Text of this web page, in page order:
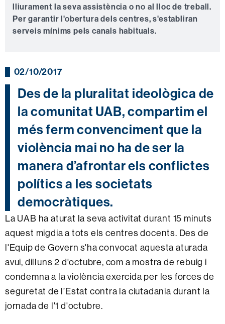
lliurament la seva assistència o no al lloc de treball.
Per garantir l'obertura dels centres, s'establiran
serveis mínims pels canals habituals.
02/10/2017
Des de la pluralitat ideològica de
la comunitat UAB, compartim el
més ferm convenciment que la
violència mai no ha de ser la
manera d’afrontar els conflictes
polítics a les societats
democràtiques.
La UAB ha aturat la seva activitat durant 15 minuts
aquest migdia a tots els centres docents. Des de
l'Equip de Govern s'ha convocat aquesta aturada
avui, dilluns 2 d'octubre, com a mostra de rebuig i
condemna a la violència exercida per les forces de
seguretat de l’Estat contra la ciutadania durant la
jornada de l'1 d'octubre.